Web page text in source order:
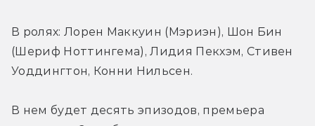
В ролях: Лорен Маккуин (Мэриэн), Шон Бин
(Шериф Ноттингема), Лидия Пекхэм, Стивен
Уоддингтон, Конни Нильсен.
В нем будет десять эпизодов, премьера